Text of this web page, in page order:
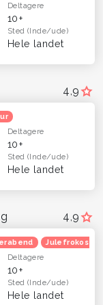
Deltagere
10+
Sted(Inde/ude)
Hele landet
4,9
Deltagere
10+
Sted(Inde/ude)
Hele landet
4,9
Julefrokost
Deltagere
10+
Sted(Inde/ude)
Hele landet